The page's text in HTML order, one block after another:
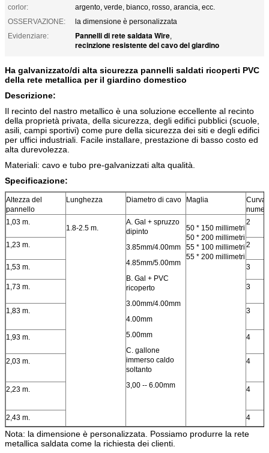
corlor:
argento, verde, bianco, rosso, arancia, ecc.
OSSERVAZIONE:
la dimensione è personalizzata
Evidenziare:
Pannelli di rete saldata Wire,
recinzione resistente del cavo del giardino
Ha galvanizzato/di alta sicurezza pannelli saldati ricoperti PVC
della rete metallica per il giardino domestico
Descrizione:
Il recinto del nastro metallico è una soluzione eccellente al recinto
della proprietà privata, della sicurezza, degli edifici pubblici (scuole,
asili, campi sportivi) come pure della sicurezza dei siti e degli edifici
per uffici industriali. Facile installare, prestazione di basso costo ed
alta durevolezza.
Materiali: cavo e tubo pre-galvanizzati alta qualità.
Specificazione:
Altezza del
pannello
Lunghezza Diametro di cavo Maglia
1,03 m.
1.8-2.5 m.
A. Gal + spruzzo
dipinto
3.85mm/4.00mm
4.85mm/5.00mm
B. Gal + PVC
ricoperto
3.00mm/4.00mm
4.00mm
5.00mm
C. gallone
immerso caldo
soltanto
3,00 -- 6.00mm
50 * 150 millimetri
50 * 200 millimetri
55 * 100 millimetri
55 * 200 millimetri
2
1,23 m. 2
1,53 m. 3
1,73 m. 3
1,83 m. 3
1,93 m. 4
2,03 m. 4
2,23 m. 4
2,43 m. 4
Nota: la dimensione è personalizzata. Possiamo produrre la rete
metallica saldata come la richiesta dei clienti.